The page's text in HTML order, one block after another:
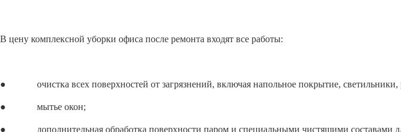
В цену комплексной уборки офиса после ремонта входят все работы:
● очистка всех поверхностей от загрязнений, включая напольное покрытие, светильники,
● мытье окон;
● дополнительная обработка поверхности паром и специальными чистящими составами